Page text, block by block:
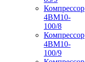
Компрессор
4ВМ10-
100/8
Компрессор
4ВМ10-
100/9